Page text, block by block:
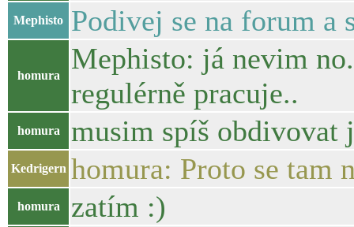
Mephisto Podivej se na forum a
homura
Mephisto: já nevim
regulérně pracuje..
homura musim spíš obdivovat
Kedrigern homura: Proto se tam
homura zatím :)